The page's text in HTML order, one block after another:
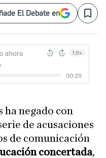
El Debate en Save
ha negado con
de acusaciones
de comunicación
concertada,